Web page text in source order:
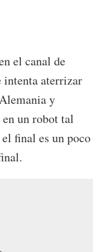
el canal de
intenta aterrizar
y
un robot tal
final es un poco